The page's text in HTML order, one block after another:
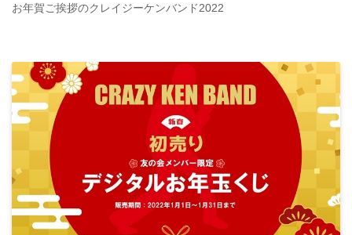
お年賀ご挨拶のクレイジーケンバンド2022